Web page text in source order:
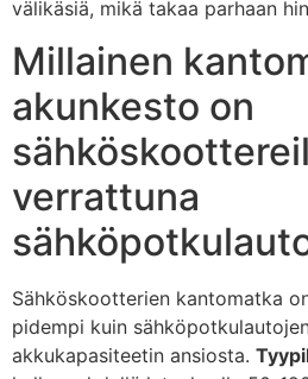
välikäsiä, mikä takaa parhaan
Millainen
akunkesto on
verrattuna
Sähköskootterien kantomatka
pidempi kuin
akkukapasiteetin ansiosta.